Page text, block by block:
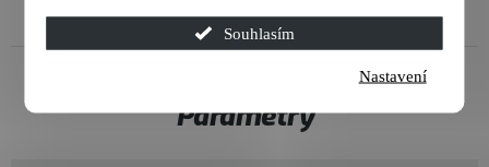
Souhlasím
Nastavení
Parametry